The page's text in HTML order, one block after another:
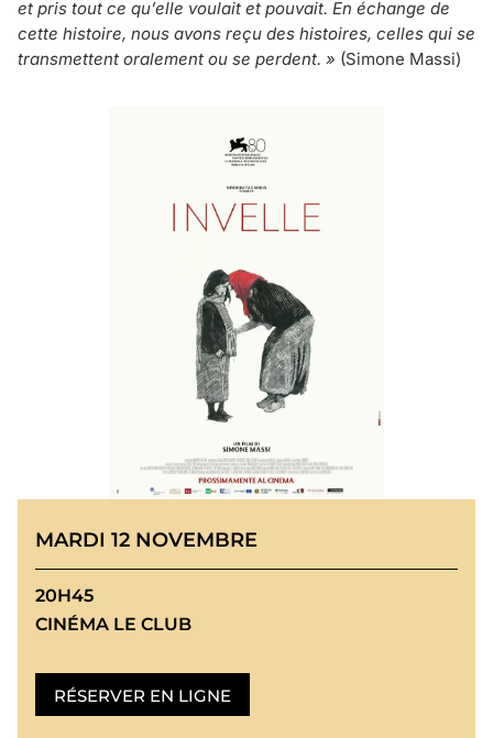
et pris tout ce qu’elle voulait et pouvait. En échange de
cette histoire, nous avons reçu des histoires, celles qui se
transmettent oralement ou se perdent. » (Simone Massi)
MARDI 12 NOVEMBRE
20H45
CINÉMA LE CLUB
RÉSERVER EN LIGNE